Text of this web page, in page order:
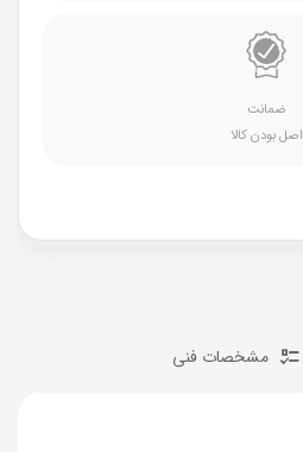
ضمانت
اصل بودن کالا
مشخصات فنی